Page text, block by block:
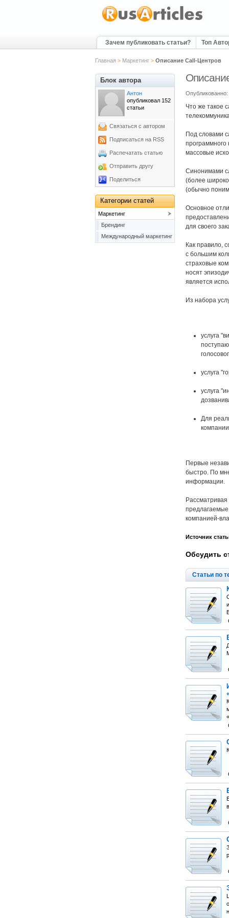
Зачем публиковать статьи? Топ
Главная > Маркетинг> Описание Call-Центров
Что же такое
Под словами
программного
массовые
Синонимами
(более
(обычно
Основное
для своего
Как правило,
с большим
страховые
носят
является
Из набора
услуга
услуга
услуга
Для
Первые
быстро. По
информации.
предлагаемые
компанией-
Источник
Обсудить
Статьи по
Блок автора
Антон
опубликовал 152
статьи
Связаться с автором
Подписаться на RSS
Распечатать статью
Отправить другу
Поделиться
Категории статей
Маркетинг
Брендинг
Международный маркетинг